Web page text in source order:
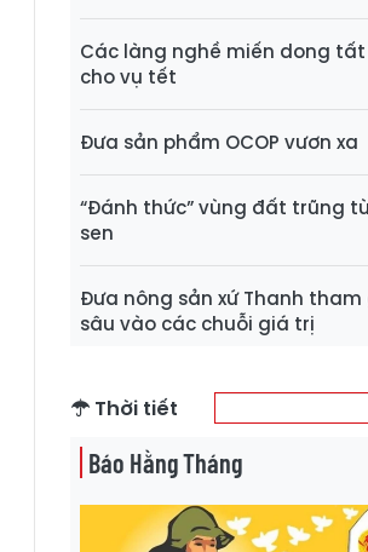
Các làng nghề miến dong
cho vụ tết
Đưa sản phẩm OCOP vươn xa
“Đánh thức” vùng đất trũng
sen
Đưa nông sản xứ Thanh tham
sâu vào các chuỗi giá trị
Thời tiết
Báo Hằng Tháng